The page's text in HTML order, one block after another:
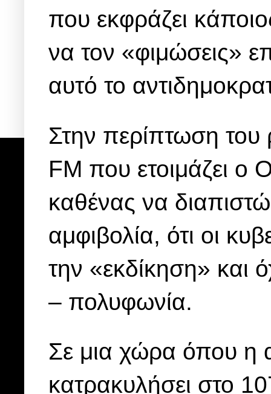
που εκφράζει
να τον «φιμώσεις»
αυτό το
Στην περίπτωση του
FM που ετοιμάζει ο
καθένας να
αμφιβολία, ότι οι
την «εκδίκηση» και
– πολυφωνία.
Σε μια χώρα όπου η
κατρακυλήσει στο